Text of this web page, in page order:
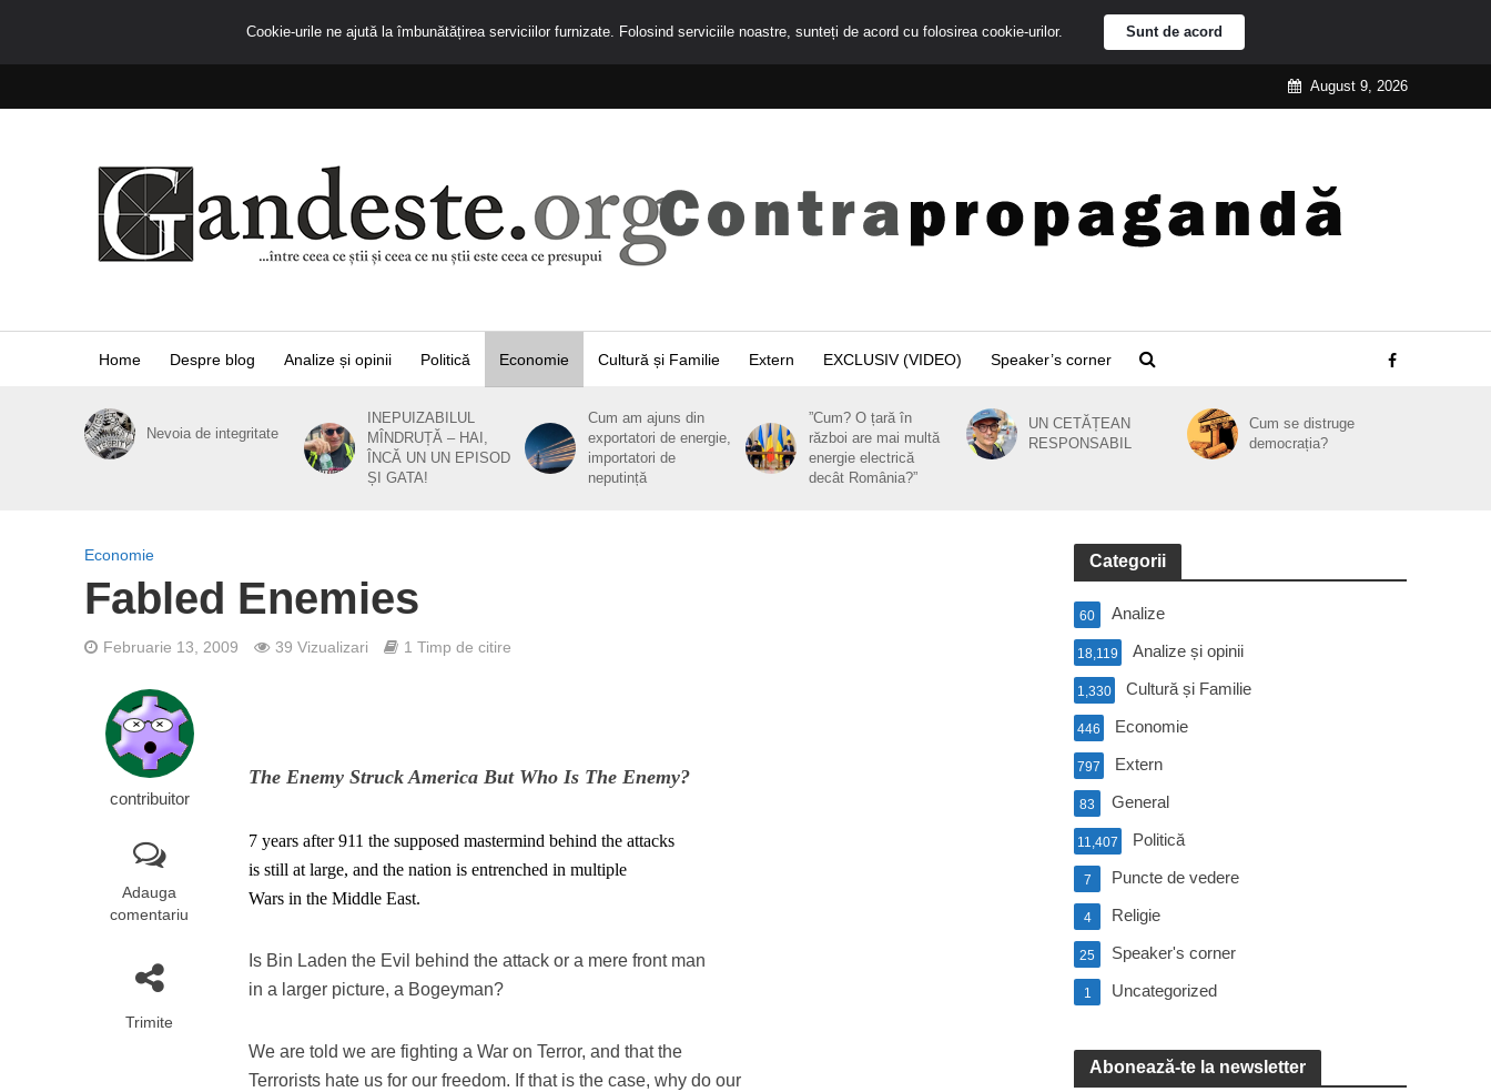
August 9, 2026
Home Despre blog Analize și opinii Politică Economie Cultură și Familie Extern EXCLUSIV (VIDEO) Speaker’s corner
Nevoia de integritate
INEPUIZABILUL
MÎNDRUȚĂ – HAI,
ÎNCĂ UN UN EPISOD
ȘI GATA!
Cum am ajuns din
exportatori de energie,
importatori de
neputință
”Cum? O țară în
război are mai multă
energie electrică
decât România?”
UN CETĂȚEAN
RESPONSABIL
Cum se distruge
democrația?
Economie
Fabled Enemies
Februarie 13, 2009 39 Vizualizari 1 Timp de citire
contribuitor
Adauga
comentariu
Trimite
The Enemy Struck America But Who Is The Enemy?
7 years after 911 the supposed mastermind behind the attacks
is still at large, and the nation is entrenched in multiple
Wars in the Middle East.
Is Bin Laden the Evil behind the attack or a mere front man
in a larger picture, a Bogeyman?
We are told we are fighting a War on Terror, and that the
Terrorists hate us for our freedom. If that is the case, why do our
Categorii
Analize
60
Analize și opinii
18,119
Cultură și Familie
1,330
Economie
446
Extern
797
General
83
Politică
11,407
Puncte de vedere
7
Religie
4
Speaker's corner
25
Uncategorized
1
Abonează-te la newsletter
Cookie-urile ne ajută la îmbunătățirea serviciilor furnizate. Folosind serviciile noastre, sunteți de acord cu folosirea cookie-urilor. Sunt de acord